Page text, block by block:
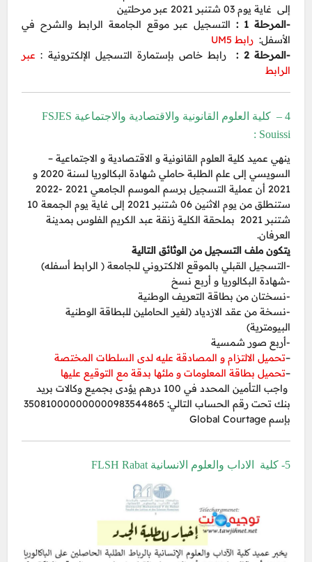
إلى غاية يوم 03 شتنبر 2021 عبر مرحلتين
-المرحلة 1 :
التسجيل عبر موقع الجامعة الرابط والشرح في
الأسفل:رابط UM5
-المرحلة 2 :
رابط خاص بإستمارة التسجيل الإلكترونية : عبر
الرابط
4 – كلية العلوم القانونية والاقتصادية والاجتماعية FSJES
Souissi :
ينهي عميد كلية العلوم القانونية و الاقتصادية و الاجتماعية –
السويسي إلى علم الطلبة حاملي شهادة البكالوريا لسنة 2020 و
2021 أن عملية التسجيل برسم الموسم الجامعي 2021 -2022
ستنطلق من يوم الاثنين 06 شتنبر 2021 إلى غاية يوم الجمعة 10
شتنبر 2021 بملحقة الكلية زنقة عبد الكريم الفلوس بمدينة
العرفان.
يتكون ملف التسجيل من الوثائق التالية
-التسجيل القبلي بالموقع الالكتروني للجامعة ( الرابط أسفله)
-شهادة البكالوريا و أربع نسخ
-نسختان من بطاقة التعريف الوطنية
-نسخة من عقد الازدياد (لغير الحاملين للبطاقة الوطنية
البيومترية)
-أربع صور شمسية
–تحميل الالتزام و المصادقة عليه لدى السلطات المختصة
–تحميل بطاقة المعلومات و ملئها بدقة مع التوقيع عليها
واجب التأمين المحدد في 100 درهم يؤدى بجميع وكالات بريد
بنك تحت رقم الحساب التالي: 350810000000000983544865
بإسم Global Courtage
5- كلية الاداب والعلوم الانسانية FLSH Rabat